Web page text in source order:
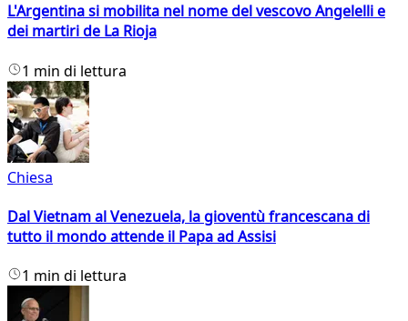
L'Argentina si mobilita nel nome del vescovo Angelelli e
dei martiri de La Rioja
1 min di lettura
Chiesa
Dal Vietnam al Venezuela, la gioventù francescana di
tutto il mondo attende il Papa ad Assisi
1 min di lettura